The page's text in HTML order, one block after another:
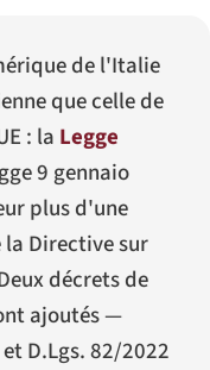
de l'Italie
que celle de
: la Legge
9 gennaio
plus d'une
Directive sur
décrets de
ajoutés —
D.Lgs. 82/2022